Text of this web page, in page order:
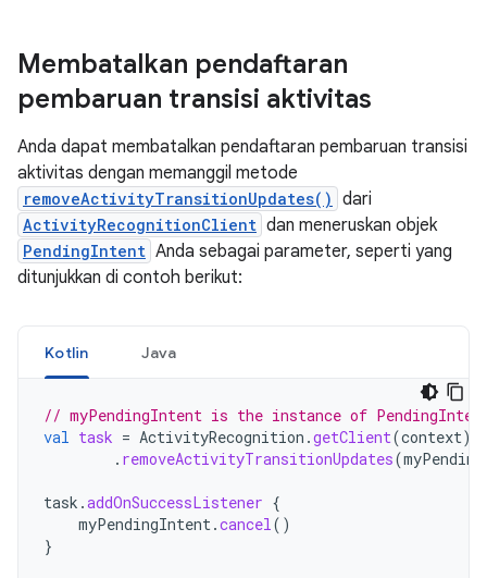
Membatalkan pendaftaran
pembaruan transisi aktivitas
Anda dapat membatalkan pendaftaran pembaruan transisi
aktivitas dengan memanggil metode
removeActivityTransitionUpdates() dari
ActivityRecognitionClient dan meneruskan objek
PendingIntent Anda sebagai parameter, seperti yang
ditunjukkan di contoh berikut:
Kotlin Java
// myPendingIntent is the instance of
val task = ActivityRecognition .getClient(context)
. removeActivityTransitionUpdates(
task .addOnSuccessListener {
myPendingIntent.cancel()
}